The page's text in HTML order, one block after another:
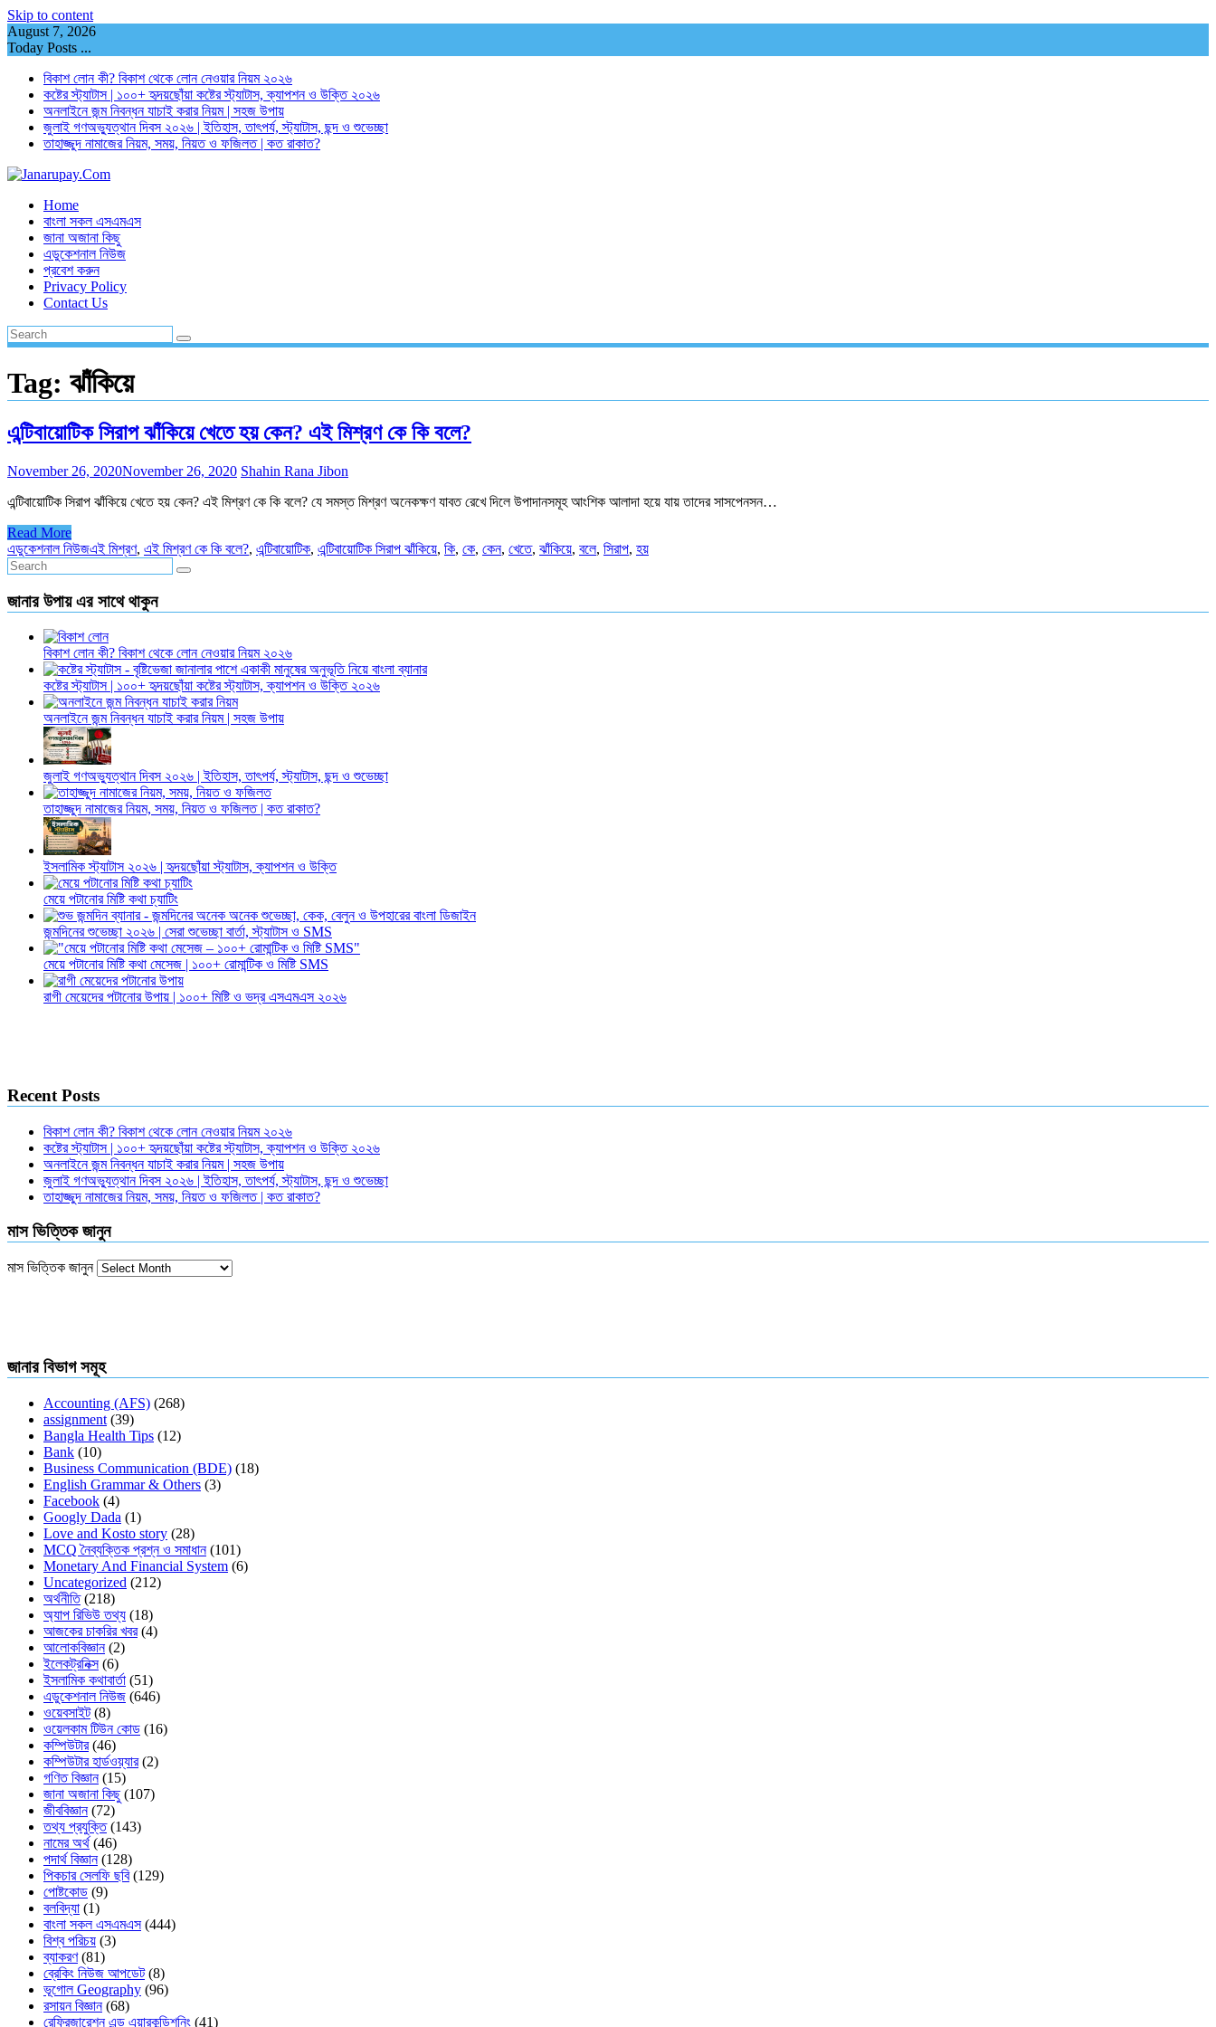
Skip to content
August 7, 2026
Today Posts ...
বিকাশ লোন কী? বিকাশ থেকে লোন নেওয়ার নিয়ম ২০২৬
কষ্টের স্ট্যাটাস | ১০০+ হৃদয়ছোঁয়া কষ্টের স্ট্যাটাস, ক্যাপশন ও উক্তি ২০২৬
অনলাইনে জন্ম নিবন্ধন যাচাই করার নিয়ম | সহজ উপায়
জুলাই গণঅভ্যুত্থান দিবস ২০২৬ | ইতিহাস, তাৎপর্য, স্ট্যাটাস, ছন্দ ও শুভেচ্ছা
তাহাজ্জুদ নামাজের নিয়ম, সময়, নিয়ত ও ফজিলত | কত রাকাত?
Home
বাংলা সকল এসএমএস
জানা অজানা কিছু
এডুকেশনাল নিউজ
প্রবেশ করুন
Privacy Policy
Contact Us
Tag: ঝাঁকিয়ে
এন্টিবায়োটিক সিরাপ ঝাঁকিয়ে খেতে হয় কেন? এই মিশ্রণ কে কি বলে?
November 26, 2020November 26, 2020 Shahin Rana Jibon
এন্টিবায়োটিক সিরাপ ঝাঁকিয়ে খেতে হয় কেন? এই মিশ্রণ কে কি বলে? যে সমস্ত মিশ্রণ অনেকক্ষণ যাবত রেখে দিলে উপাদানসমূহ আংশিক আলাদা হয়ে যায় তাদের সাসপেনসন…
Read More
এডুকেশনাল নিউজএই মিশ্রণ, এই মিশ্রণ কে কি বলে?, এন্টিবায়োটিক, এন্টিবায়োটিক সিরাপ ঝাঁকিয়ে, কি, কে, কেন, খেতে, ঝাঁকিয়ে, বলে, সিরাপ, হয়
জানার উপায় এর সাথে থাকুন
বিকাশ লোন কী? বিকাশ থেকে লোন নেওয়ার নিয়ম ২০২৬
কষ্টের স্ট্যাটাস | ১০০+ হৃদয়ছোঁয়া কষ্টের স্ট্যাটাস, ক্যাপশন ও উক্তি ২০২৬
অনলাইনে জন্ম নিবন্ধন যাচাই করার নিয়ম | সহজ উপায়
জুলাই গণঅভ্যুত্থান দিবস ২০২৬ | ইতিহাস, তাৎপর্য, স্ট্যাটাস, ছন্দ ও শুভেচ্ছা
তাহাজ্জুদ নামাজের নিয়ম, সময়, নিয়ত ও ফজিলত | কত রাকাত?
ইসলামিক স্ট্যাটাস ২০২৬ | হৃদয়ছোঁয়া স্ট্যাটাস, ক্যাপশন ও উক্তি
মেয়ে পটানোর মিষ্টি কথা চ্যাটিং
জন্মদিনের শুভেচ্ছা ২০২৬ | সেরা শুভেচ্ছা বার্তা, স্ট্যাটাস ও SMS
মেয়ে পটানোর মিষ্টি কথা মেসেজ | ১০০+ রোমান্টিক ও মিষ্টি SMS
রাগী মেয়েদের পটানোর উপায় | ১০০+ মিষ্টি ও ভদ্র এসএমএস ২০২৬
Recent Posts
বিকাশ লোন কী? বিকাশ থেকে লোন নেওয়ার নিয়ম ২০২৬
কষ্টের স্ট্যাটাস | ১০০+ হৃদয়ছোঁয়া কষ্টের স্ট্যাটাস, ক্যাপশন ও উক্তি ২০২৬
অনলাইনে জন্ম নিবন্ধন যাচাই করার নিয়ম | সহজ উপায়
জুলাই গণঅভ্যুত্থান দিবস ২০২৬ | ইতিহাস, তাৎপর্য, স্ট্যাটাস, ছন্দ ও শুভেচ্ছা
তাহাজ্জুদ নামাজের নিয়ম, সময়, নিয়ত ও ফজিলত | কত রাকাত?
মাস ভিত্তিক জানুন
মাস ভিত্তিক জানুন
জানার বিভাগ সমূহ
Accounting (AFS) (268)
assignment (39)
Bangla Health Tips (12)
Bank (10)
Business Communication (BDE) (18)
English Grammar & Others (3)
Facebook (4)
Googly Dada (1)
Love and Kosto story (28)
MCQ নৈব্যক্তিক প্রশ্ন ও সমাধান(101)
Monetary And Financial System (6)
Uncategorized (212)
অর্থনীতি(218)
অ্যাপ রিভিউ তথ্য (18)
আজকের চাকরির খবর(4)
আলোকবিজ্ঞান(2)
ইলেকট্রনিক্স(6)
ইসলামিক কথাবার্তা (51)
এডুকেশনাল নিউজ (646)
ওয়েবসাইট(8)
ওয়েলকাম টিউন কোড (16)
কম্পিউটার(46)
কম্পিউটার হার্ডওয়্যার(2)
গণিত বিজ্ঞান(15)
জানা অজানা কিছু(107)
জীববিজ্ঞান(72)
তথ্য প্রযুক্তি(143)
নামের অর্থ (46)
পদার্থ বিজ্ঞান(128)
পিকচার সেলফি ছবি(129)
পোষ্টকোড (9)
বলবিদ্যা (1)
বাংলা সকল এসএমএস(444)
বিশ্ব পরিচয় (3)
ব্যাকরণ(81)
ব্রেকিং নিউজ আপডেট(8)
ভূগোল Geography (96)
রসায়ন বিজ্ঞান(68)
রেফ্রিজারেশন এন্ড এয়ারকন্ডিশনিং (41)